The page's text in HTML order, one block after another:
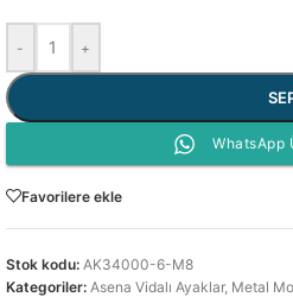
- +
WhatsApp
Favorilere ekle
Stok kodu: AK34000-6-M8
Kategoriler: Asena Vidalı Ayaklar, Metal